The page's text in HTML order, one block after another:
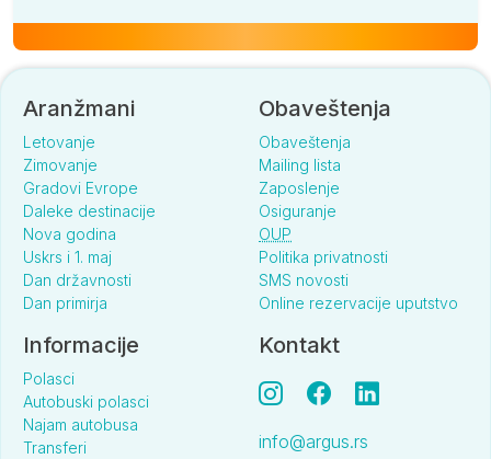
Aranžmani
Letovanje
Zimovanje
Gradovi Evrope
Daleke destinacije
Nova godina
Uskrs i 1. maj
Dan državnosti
Dan primirja
Obaveštenja
Obaveštenja
Mailing lista
Zaposlenje
Osiguranje
OUP
Politika privatnosti
SMS novosti
Online rezervacije uputstvo
Informacije
Polasci
Autobuski polasci
Najam autobusa
Transferi
Kontakt
info@argus.rs